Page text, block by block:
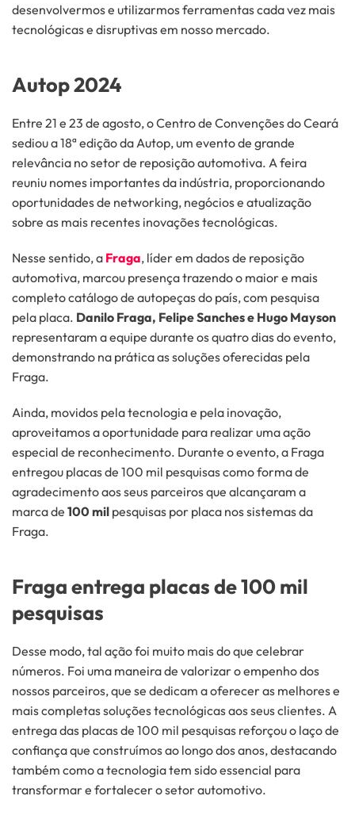
desenvolvermos e utilizarmos ferramentas cada vez mais
tecnológicas e disruptivas em nosso mercado.
Autop 2024
Entre 21 e 23 de agosto, o Centro de Convenções do Ceará
sediou a 18ª edição da Autop, um evento de grande
relevância no setor de reposição automotiva. A feira
reuniu nomes importantes da indústria, proporcionando
oportunidades de networking, negócios e atualização
sobre as mais recentes inovações tecnológicas.
Nesse sentido, a Fraga, líder em dados de reposição
automotiva, marcou presença trazendo o maior e mais
completo catálogo de autopeças do país, com pesquisa
pela placa. Danilo Fraga, Felipe Sanches e Hugo Mayson
representaram a equipe durante os quatro dias do evento,
demonstrando na prática as soluções oferecidas pela
Fraga.
Ainda, movidos pela tecnologia e pela inovação,
aproveitamos a oportunidade para realizar uma ação
especial de reconhecimento. Durante o evento, a Fraga
entregou placas de 100 mil pesquisas como forma de
agradecimento aos seus parceiros que alcançaram a
marca de 100 mil pesquisas por placa nos sistemas da
Fraga.
Fraga entrega placas de 100 mil
pesquisas
Desse modo, tal ação foi muito mais do que celebrar
números. Foi uma maneira de valorizar o empenho dos
nossos parceiros, que se dedicam a oferecer as melhores e
mais completas soluções tecnológicas aos seus clientes. A
entrega das placas de 100 mil pesquisas reforçou o laço de
confiança que construímos ao longo dos anos, destacando
também como a tecnologia tem sido essencial para
transformar e fortalecer o setor automotivo.